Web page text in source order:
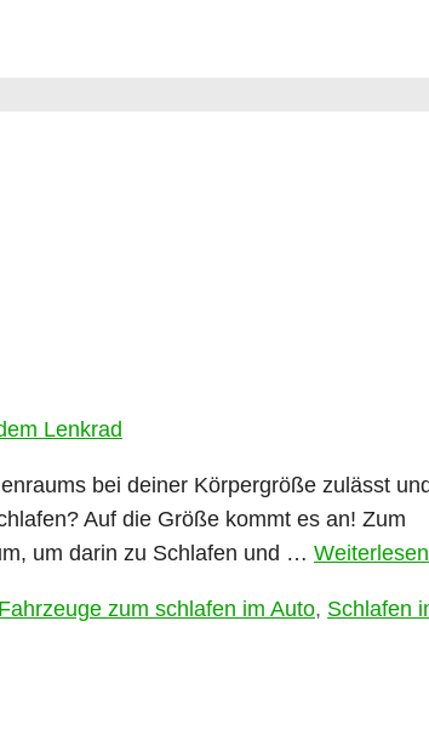
bei deiner Körpergröße zulässt
Auf die Größe kommt es an! Zum
um darin zu Schlafen und … Weiterlesen
Fahrzeuge zum schlafen im Auto, Schlafen